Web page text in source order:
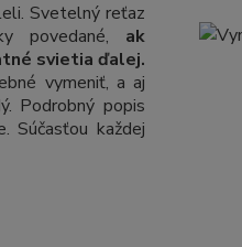
Svetelný reťaz
povedané, ak
svietia ďalej.
vymeniť, a aj
Podrobný popis
Súčasťou každej